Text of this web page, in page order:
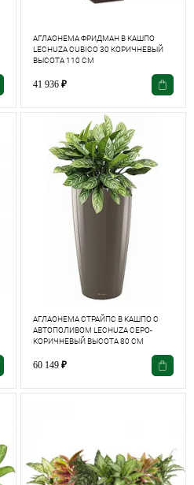
АГЛАОНЕМА ФРИДМАН В КАШПО
LECHUZA CUBICO 30 КОРИЧНЕВЫЙ
ВЫСОТА 110 СМ
41 936 ₽
АГЛАОНЕМА СТРАЙПС В КАШПО С
АВТОПОЛИВОМ LECHUZA СЕРО-
КОРИЧНЕВЫЙ ВЫСОТА 80 СМ
60 149 ₽